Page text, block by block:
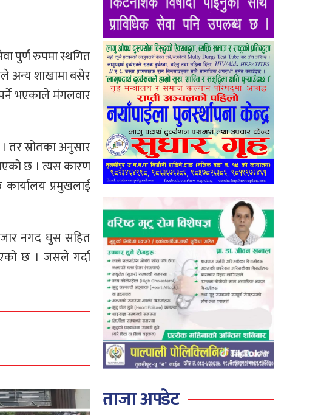
पुर्ण रुपमा स्थगित
अन्य शाखामा बसेर
भएकाले मंगलवार
तर स्रोतका अनुसार
छ । त्यस कारण
प्रमुखलाई
नगद घुस सहित
छ । जसले गर्दा
ताजा अपडेट